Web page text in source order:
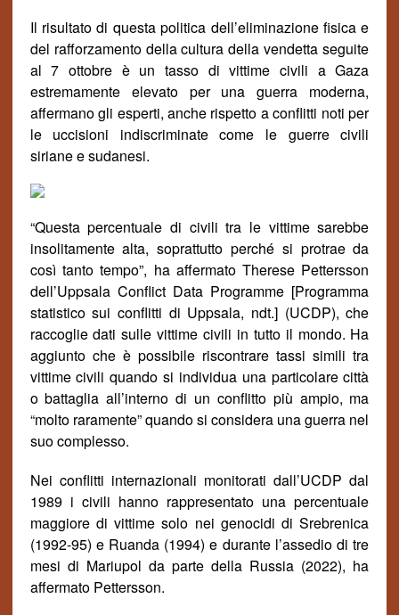
Il risultato di questa politica dell’eliminazione fisica e
del rafforzamento della cultura della vendetta seguite
al 7 ottobre è un tasso di vittime civili a Gaza
estremamente elevato per una guerra moderna,
affermano gli esperti, anche rispetto a conflitti noti per
le uccisioni indiscriminate come le guerre civili
siriane e sudanesi.
“Questa percentuale di civili tra le vittime sarebbe
insolitamente alta, soprattutto perché si protrae da
così tanto tempo”, ha affermato Therese Pettersson
dell’Uppsala Conflict Data Programme [Programma
statistico sui conflitti di Uppsala, ndt.] (UCDP), che
raccoglie dati sulle vittime civili in tutto il mondo. Ha
aggiunto che è possibile riscontrare tassi simili tra
vittime civili quando si individua una particolare città
o battaglia all’interno di un conflitto più ampio, ma
“molto raramente” quando si considera una guerra nel
suo complesso.
Nei conflitti internazionali monitorati dall’UCDP dal
1989 i civili hanno rappresentato una percentuale
maggiore di vittime solo nei genocidi di Srebrenica
(1992-95) e Ruanda (1994) e durante l’assedio di tre
mesi di Mariupol da parte della Russia (2022), ha
affermato Pettersson.